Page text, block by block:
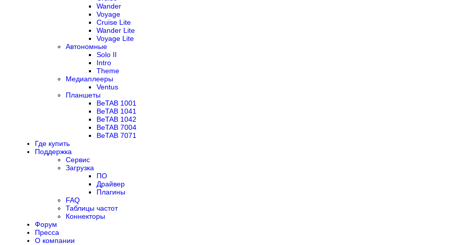
Wander
Voyage
Cruise Lite
Wander Lite
Voyage Lite
Автономные
Solo II
Intro
Theme
Медиаплееры
Ventus
Планшеты
BeTAB 1001
BeTAB 1041
BeTAB 1042
BeTAB 7004
BeTAB 7071
Где купить
Поддержка
Сервис
Загрузка
ПО
Драйвер
Плагины
FAQ
Таблицы частот
Коннекторы
Форум
Пресса
О компании